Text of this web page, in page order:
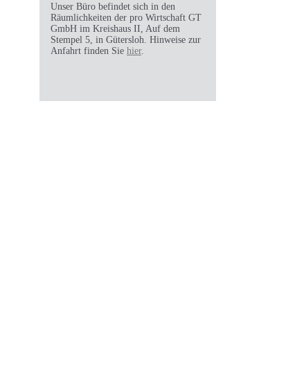
Unser Büro befindet sich in den
Räumlichkeiten der pro Wirtschaft GT
GmbH im Kreishaus II, Auf dem
Stempel 5, in Gütersloh. Hinweise zur
Anfahrt finden Sie hier.